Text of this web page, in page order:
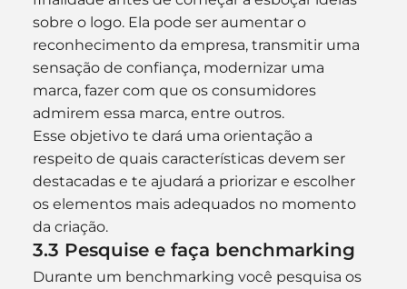
sobre o logo. Ela pode ser aumentar o
reconhecimento da empresa, transmitir uma
sensação de confiança, modernizar uma
marca, fazer com que os consumidores
admirem essa marca, entre outros.
Esse objetivo te dará uma orientação a
respeito de quais características devem ser
destacadas e te ajudará a priorizar e escolher
os elementos mais adequados no momento
da criação.
3.3 Pesquise e faça benchmarking
Durante um benchmarking você pesquisa os